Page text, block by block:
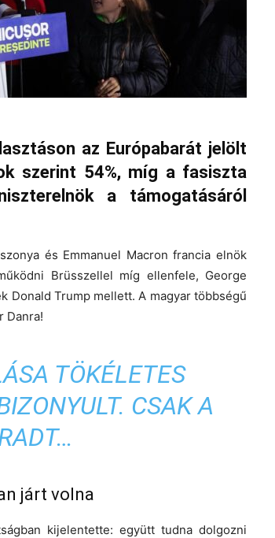
az Európabarát jelölt
szerint 54%, míg a fasiszta
a támogatásáról
és Emmanuel Macron francia elnök
Brüsszellel míg ellenfele, George
Donald Trump mellett. A magyar többségű
Danra!
TÖKÉLETES
CSAK A
járt volna
kijelentette: együtt tudna dolgozni